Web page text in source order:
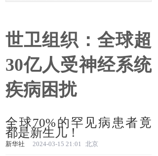
世卫组织：全球超
30亿人受神经系统
疾病困扰
全球70%的罕见病患者竟
都是新生儿！
新华社 2024-03-15 21:01 北京